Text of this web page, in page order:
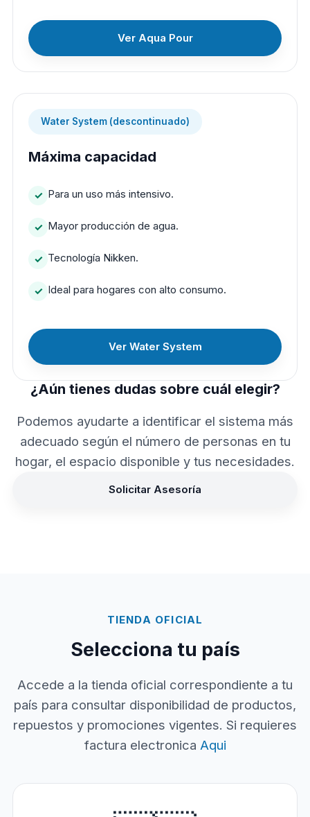
Ver Aqua Pour
Water System (descontinuado)
Máxima capacidad
Para un uso más intensivo.
Mayor producción de agua.
Tecnología Nikken.
Ideal para hogares con alto consumo.
Ver Water System
¿Aún tienes dudas sobre cuál elegir?
Podemos ayudarte a identificar el sistema más
adecuado según el número de personas en tu
hogar, el espacio disponible y tus necesidades.
Solicitar Asesoría
TIENDA OFICIAL
Selecciona tu país
Accede a la tienda oficial correspondiente a tu
país para consultar disponibilidad de productos,
repuestos y promociones vigentes. Si requieres
factura electronica Aqui